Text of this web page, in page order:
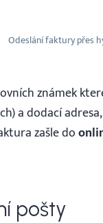
Odeslání faktury přes
známek
a dodací
zašle do
pošty